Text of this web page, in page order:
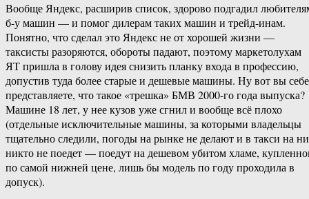
Вообще Яндекс, расширив список, здорово подгадил
б-у машин — и помог дилерам таких машин и трейд-инам.
Понятно, что сделал это Яндекс не от хорошей жизни —
таксисты разоряются, обороты падают, поэтому маркетолухам
ЯТ пришла в голову идея снизить планку входа в профессию,
допустив туда более старые и дешевые машины. Ну вот вы себе
представляете, что такое «трешка» БМВ 2000-го года выпуска?
Машине 18 лет, у нее кузов уже сгнил и вообще всё плохо
(отдельные исключительные машины, за которыми владельцы
тщательно следили, погоды на рынке не делают и в такси на
никто не поедет — поедут на дешевом убитом хламе,
по самой нижней цене, лишь бы модель по году проходила в
допуск).